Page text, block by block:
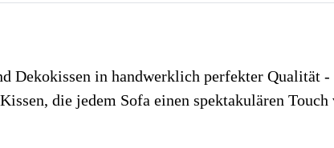
in handwerklich perfekter Qualität
die jedem Sofa einen spektakulären Touch